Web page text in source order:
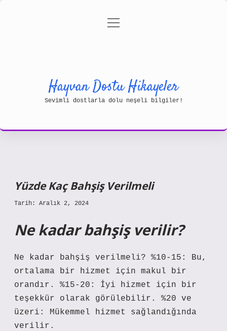
Gizlilik Politikası
menüyü
Hayvan Dostu Hikayeler
Sevimli dostlarla dolu neşeli bilgiler!
Yüzde Kaç Bahşiş Verilmeli
Tarih: Aralık 2, 2024
Ne kadar bahşiş verilir?
Ne kadar bahşiş verilmeli? %10-15: Bu,
ortalama bir hizmet için makul bir
orandır. %15-20: İyi hizmet için bir
teşekkür olarak görülebilir. %20 ve
üzeri: Mükemmel hizmet sağlandığında
verilir.